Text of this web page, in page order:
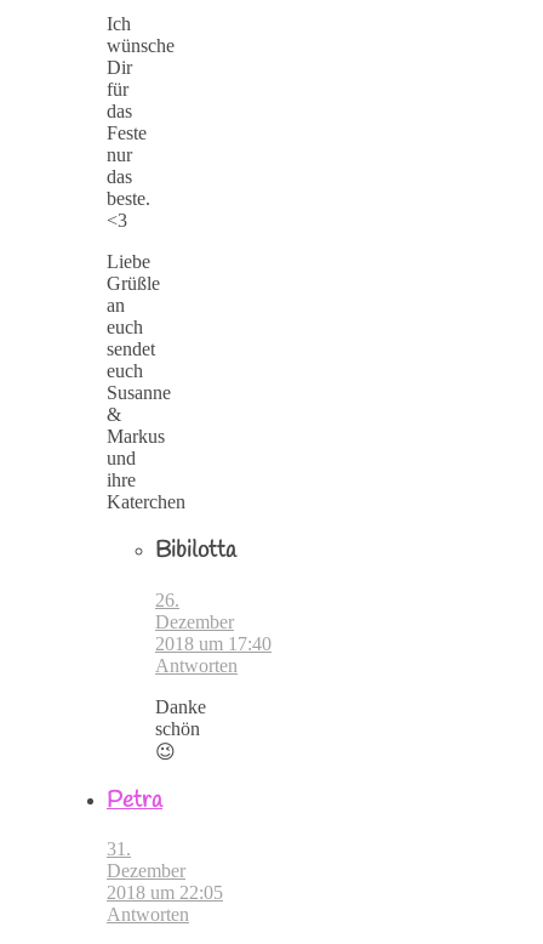
Ich
wünsche
Dir
für
das
Feste
nur
das
beste.
<3
Liebe
Grüßle
an
euch
sendet
euch
Susanne
&
Markus
und
ihre
Katerchen
Bibilotta
26.
Dezember
2018 um 17:40
Antworten
Danke
schön
😉
Petra
31.
Dezember
2018 um 22:05
Antworten